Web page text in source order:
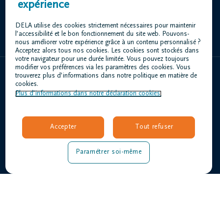
+32 2 251 03 06
À propos de nous
Organiser des funérailles
Notre centre funéraire
Questions fréquemment posées
expérience
DELA utilise des cookies strictement nécessaires pour maintenir
l’accessibilité et le bon fonctionnement du site web. Pouvons-
nous améliorer votre expérience grâce à un contenu personnalisé ?
Acceptez alors tous nos cookies. Les cookies sont stockés dans
votre navigateur pour une durée limitée. Vous pouvez toujours
modifier vos préférences via les paramètres des cookies. Vous
trouverez plus d’informations dans notre politique en matière de
cookies.
Plus d’informations dans notre déclaration cookies.
Accepter Tout refuser
Paramétrer soi-même